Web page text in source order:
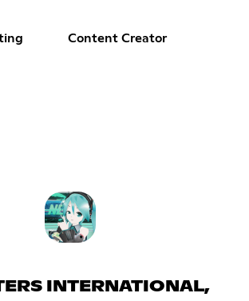
Content Creator
INTERNATIONAL,